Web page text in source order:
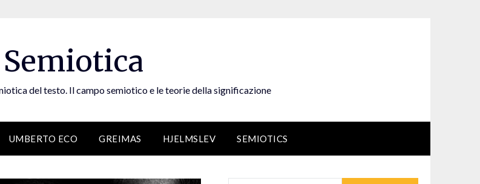
Semiotica
del testo. Il campo semiotico e le teorie della significazione
UMBERTO ECO GREIMAS HJELMSLEV SEMIOTICS